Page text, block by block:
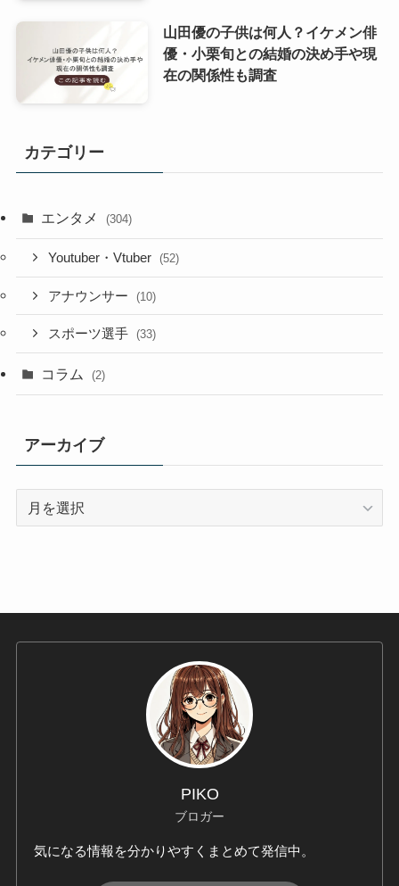
山田優の子供は何人？イケメン俳
優・小栗旬との結婚の決め手や現
在の関係性も調査
カテゴリー
エンタメ (304)
Youtuber・Vtuber (52)
アナウンサー (10)
スポーツ選手 (33)
コラム (2)
アーカイブ
PIKO
ブロガー
気になる情報を分かりやすくまとめて発信中。